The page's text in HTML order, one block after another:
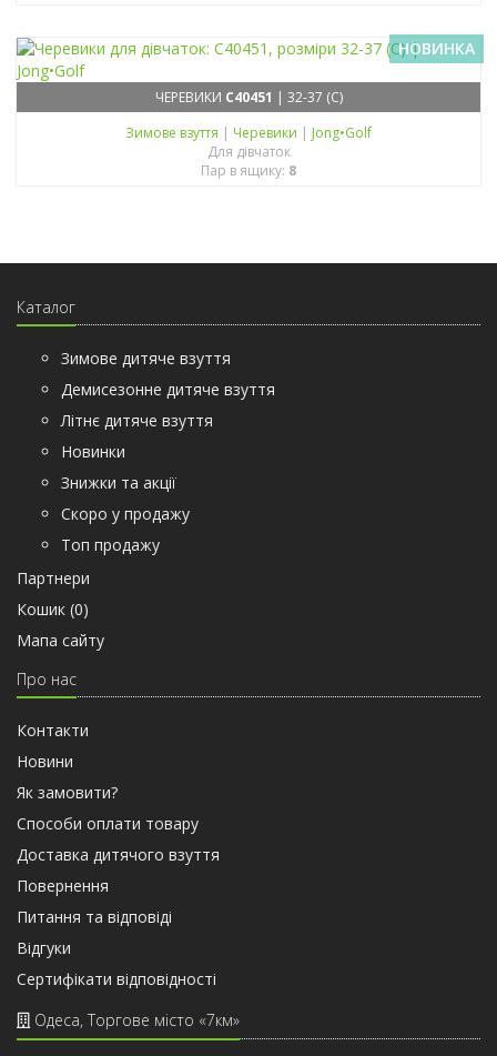
НОВИНКА
ЧЕРЕВИКИ C40451 | 32-37 (C)
Зимове взуття | Черевики | Jong•Golf
Для дівчаток
Пар в ящику: 8
Каталог
Зимове дитяче взуття
Демисезонне дитяче взуття
Літнє дитяче взуття
Новинки
Знижки та акції
Скоро у продажу
Топ продажу
Партнери
Кошик (0)
Мапа сайту
Про нас
Контакти
Новини
Як замовити?
Способи оплати товару
Доставка дитячого взуття
Повернення
Питання та відповіді
Відгуки
Сертифiкати вiдповiдностi
Одеса, Торгове місто «7км»